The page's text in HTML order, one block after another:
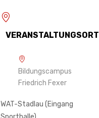
VERANSTALTUNGSORT
Bildungscampus
Friedrich Fexer
WAT-Stadlau (Eingang